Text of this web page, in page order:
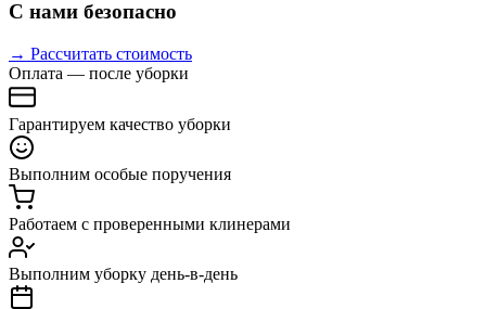
С нами безопасно
→ Рассчитать стоимость
Оплата — после уборки
Гарантируем качество уборки
Выполним особые поручения
Работаем с проверенными клинерами
Выполним уборку день-в-день